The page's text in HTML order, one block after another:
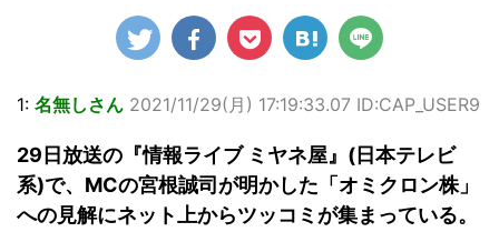
RSS
しました。 黒っぽ
いビキニを着用し
り、大人っぽい表
情を見せる姿で
た胸元や引き締ま
った腹筋など、美
しいボディがとて
もセクシーです
トが掲載されてお
り、ボディライン
クシーニット姿の
カットから、笑顔
ニ、迫力バスト目
を引くランジェリ
ー姿のカットなど
盛りだくさんの内
日生まれの16歳。
今年2月に同誌の表
も再登場した。
年生にグラビア界
が揺れた！！」と
紹介され、水着姿
を披露した。 ...
1: 名無しさん 2021/11/29( 月 ) 17:19:33.07 ID:CAP_USER9
29日放送の『情報ライブ ミヤネ屋』(日本テレビ
系)で、MCの宮根誠司が明かした「オミクロン株」
への見解にネット上からツッコミが集まっている。